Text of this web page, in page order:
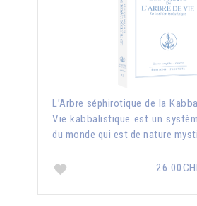
L’Arbre séphirotique de la
Vie kabbalistique est un
du monde qui est de nature